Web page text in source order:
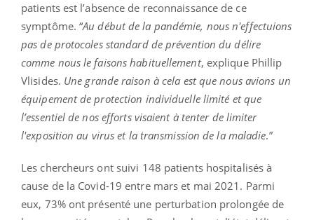
patients est l’absence de reconnaissance de ce
symptôme. “Au début de la pandémie, nous n'effectuions
pas de protocoles standard de prévention du délire
comme nous le faisons habituellement, explique Phillip
Vlisides. Une grande raison à cela est que nous avions un
équipement de protection individuelle limité et que
l’essentiel de nos efforts visaient à tenter de limiter
l'exposition au virus et la transmission de la maladie.”
Les chercheurs ont suivi 148 patients hospitalisés à
cause de la Covid-19 entre mars et mai 2021. Parmi
eux, 73% ont présenté une perturbation prolongée de